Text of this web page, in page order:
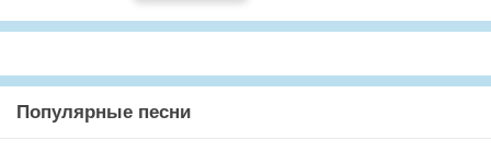
Популярные песни